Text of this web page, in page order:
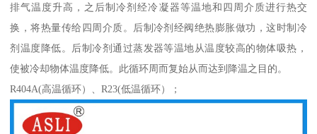
排气温度升高，之后制冷剂经冷凝器等温地和四周介质进行热交
换，将热量传给四周介质。后制冷剂经阀绝热膨胀做功，这时制冷
剂温度降低。后制冷剂通过蒸发器等温地从温度较高的物体吸热，
使被冷却物体温度降低。此循环周而复始从而达到降温之目的。
R404A(高温循环）、R23(低温循环）；